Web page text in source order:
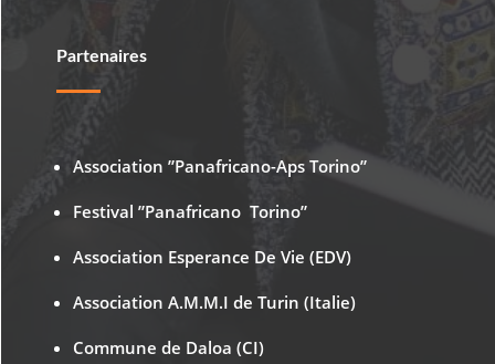
Partenaires
Association ”Panafricano-Aps Torino”
Festival ”Panafricano Torino”
Association Esperance De Vie (EDV)
Association A.M.M.I de Turin (Italie)
Commune de Daloa (CI)